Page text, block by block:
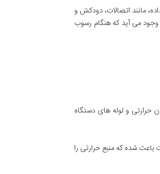
مانند اتصالات، دودکش و
وجود می آید که هنگام رسوب
حرارتی و لوله های دستگاه
شده که منبع حرارتی را